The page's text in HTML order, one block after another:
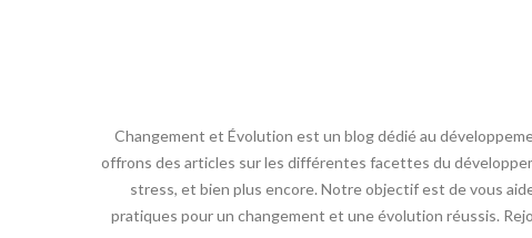
Changement et Évolution est un blog dédié au
offrons des articles sur les différentes facettes du
stress, et bien plus encore. Notre objectif est de vous
pratiques pour un changement et une évolution réussis.